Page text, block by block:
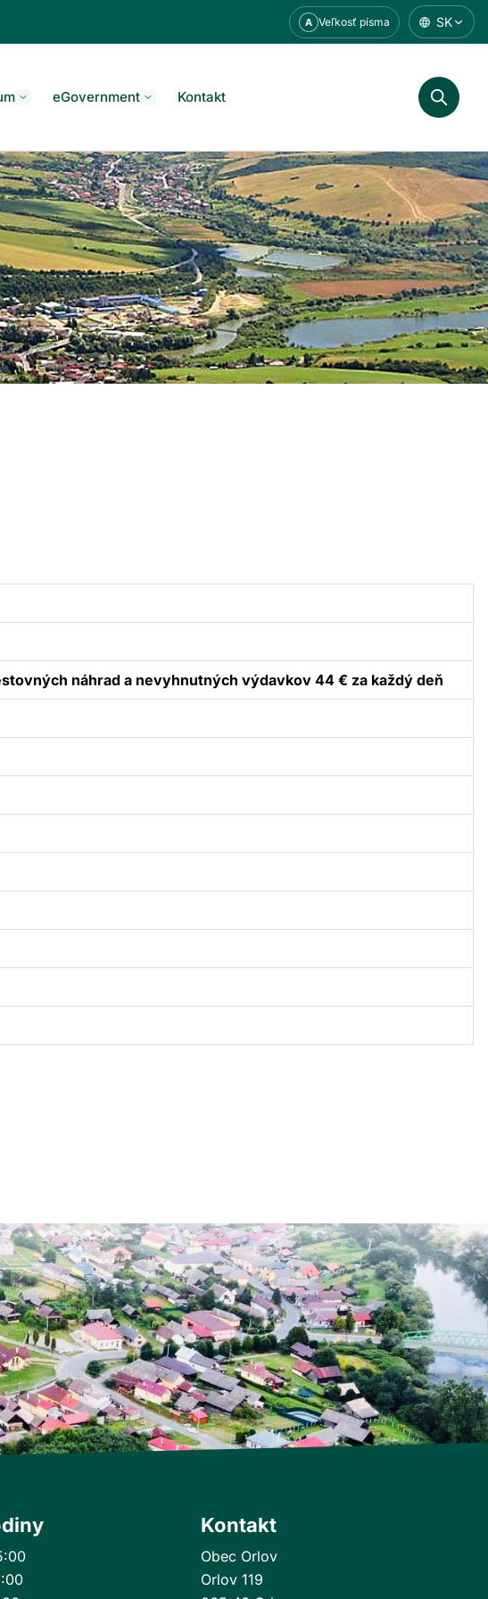
A Veľkosť písma SK
eGovernment Kontakt
náhrad a nevyhnutných výdavkov 44 € za každý deň
Kontakt
Obec Orlov
Orlov 119